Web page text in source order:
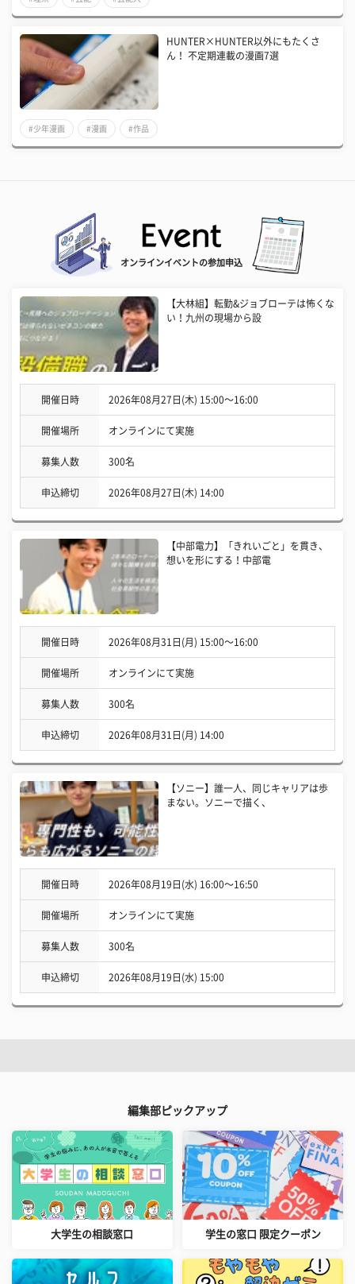
HUNTER×HUNTER以外にもたくさ
ん！ 不定期連載の漫画7選
#少年漫画 #漫画 #作品
オンラインイベントの参加申込
【大林組】転勤&ジョブローテは怖くな
い！九州の現場から設
開催日時 2026年08月27日(木) 15:00〜16:00
開催場所 オンラインにて実施
募集人数 300名
申込締切 2026年08月27日(木) 14:00
【中部電力】「きれいごと」を貫き、
想いを形にする！中部電
開催日時 2026年08月31日(月) 15:00〜16:00
開催場所 オンラインにて実施
募集人数 300名
申込締切 2026年08月31日(月) 14:00
【ソニー】誰一人、同じキャリアは歩
まない。ソニーで描く、
開催日時 2026年08月19日(水) 16:00〜16:50
開催場所 オンラインにて実施
募集人数 300名
申込締切 2026年08月19日(水) 15:00
編集部ピックアップ
大学生の相談窓口 学生の窓口 限定クーポン